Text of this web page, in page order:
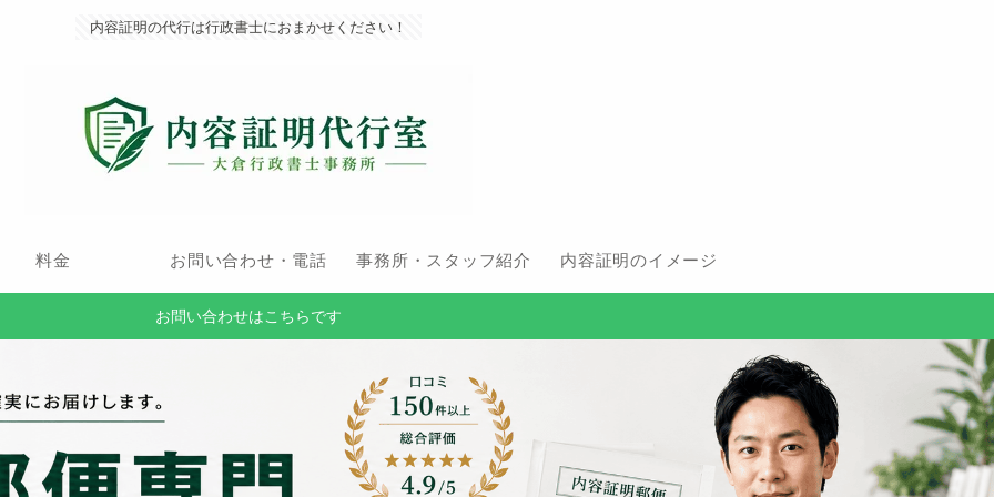
内容証明の代行は行政書士におまかせください！
料金 お問い合わせ・電話 事務所・スタッフ紹介 内容証明のイメージ
お問い合わせはこちらです